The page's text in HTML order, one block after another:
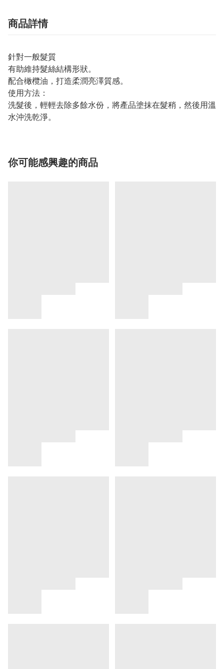
商品詳情
針對一般髮質
有助維持髮絲結構形狀。
配合橄欖油，打造柔潤亮澤質感。
使用方法：
洗髮後，輕輕去除多餘水份，將產品塗抹在髮稍，然後用溫
水沖洗乾淨。
你可能感興趣的商品